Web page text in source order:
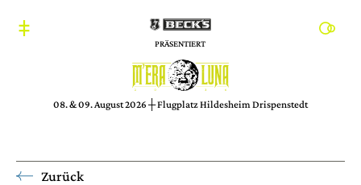
PRÄSENTIERT
08. & 09. August 2026 ┼ Flugplatz Hildesheim Drispenstedt
Zurück